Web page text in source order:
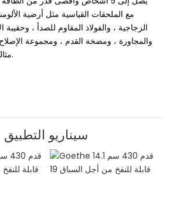
مع الملحقات القياسية مثل أرضية
الزجاجية ، والفولاذ المقاوم للصدأ ، وحقيبة
والمجاورة ، ومضخة القدم ، ومجموعة الإصلاح
مثاليًا لعشاق السباقات.
سيناريو التطبيق